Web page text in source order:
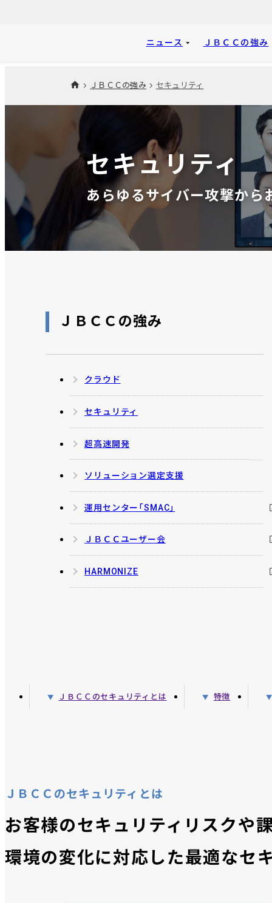
ニュース ＪＢＣＣの強み
ＪＢＣＣの強み セキュリティ
セキュリティ
あらゆるサイバー攻撃から
ＪＢＣＣの強み
クラウド
セキュリティ
超高速開発
ソリューション選定支援
運用センター「SMAC」
ＪＢＣＣユーザー会
HARMONIZE
ＪＢＣＣのセキュリティとは 特徴
お客様のセキュリティリスクや
環境の変化に対応した最適なセ
ＪＢＣＣのセキュリティとは